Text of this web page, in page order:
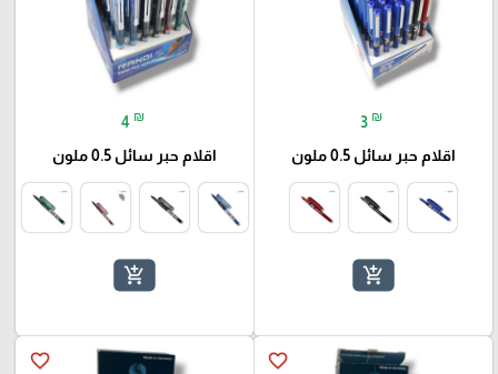
3 ₪
اقلام حبر سائل 0.5 ملون
add_shopping_cart
4 ₪
اقلام حبر سائل 0.5 ملون
add_shopping_cart
favorite_border
favorite_border